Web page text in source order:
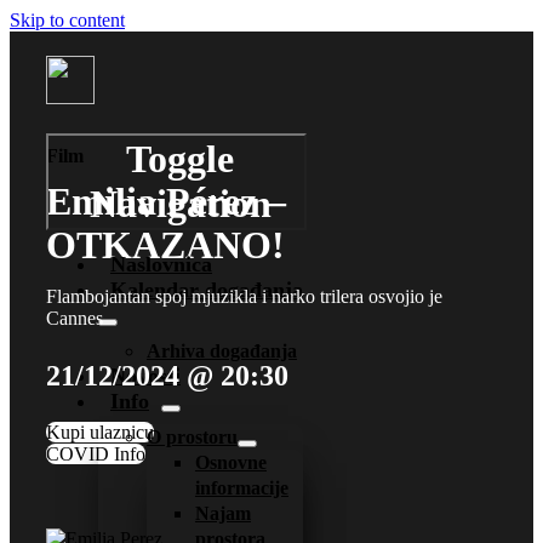
Skip to content
Toggle
Navigation
Naslovnica
Kalendar događanja
Arhiva događanja
Novosti
Info
O prostoru
Osnovne
informacije
Najam
prostora
Film
Emilia Pérez –
OTKAZANO!
Flambojantan spoj mjuzikla i narko trilera osvojio je
Cannes
21/12/2024 @ 20:30
Kupi ulaznicu
COVID Info